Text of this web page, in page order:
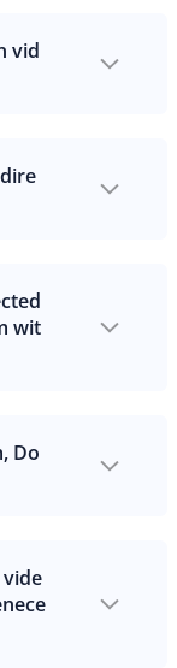
vid
wit
Do
vide